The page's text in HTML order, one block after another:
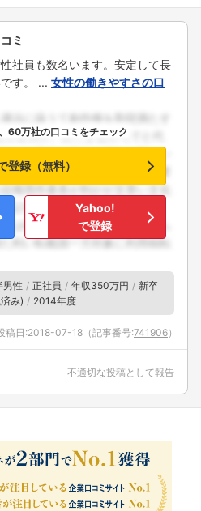
ミ
社員も数名います。安定して長
す。 ... 女性の働きやすさの口
60万社の口コミをチェック
登録（無料）
Yahoo!
で登録
男性 正社員 年収350万円
新卒
み)
2014年度
稿日:2018-07-18 （記事番号:741906）
不適切な投稿として報告